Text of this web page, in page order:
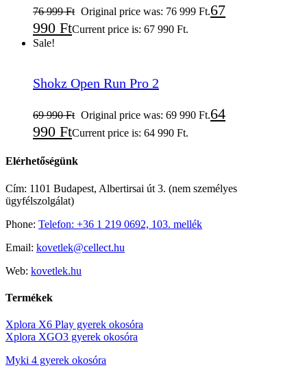
76 999Ft Original price was: 76 999 Ft.67
990 FtCurrent price is: 67 990 Ft.
Sale!
Shokz Open Run Pro 2
69 990Ft Original price was: 69 990 Ft.64
990 FtCurrent price is: 64 990 Ft.
Elérhetőségünk
Cím: 1101 Budapest, Albertirsai út 3. (nem személyes
ügyfélszolgálat)
Phone: Telefon: +36 1 219 0692, 103. mellék
Email: kovetlek@cellect.hu
Web: kovetlek.hu
Termékek
Xplora X6 Play gyerek okosóra
Xplora XGO3 gyerek okosóra
Myki 4 gyerek okosóra